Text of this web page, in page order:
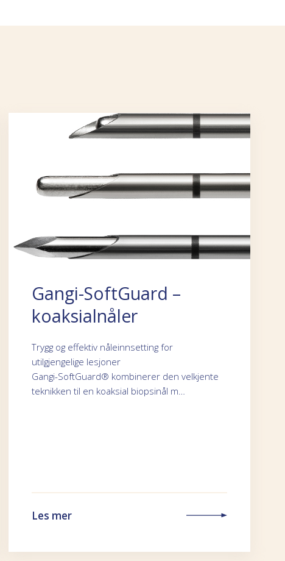
Gangi-SoftGuard –
koaksialnåler
Trygg og effektiv nåleinnsetting for
utilgjengelige lesjoner
Gangi-SoftGuard® kombinerer den velkjente
teknikken til en koaksial biopsinål m…
Les mer